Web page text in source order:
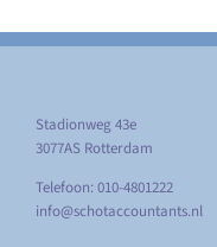
Stadionweg 43e
3077AS Rotterdam
Telefoon: 010-4801222
info@schotaccountants.nl